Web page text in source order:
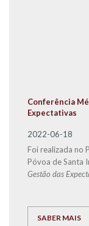
Conferência
Expectativas
2022-06-18
Foi realizada no
Póvoa de Santa
Gestão das
SABER MAIS